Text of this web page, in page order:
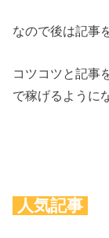
なので後は記事
コツコツと記事
で稼げるように
人気記事